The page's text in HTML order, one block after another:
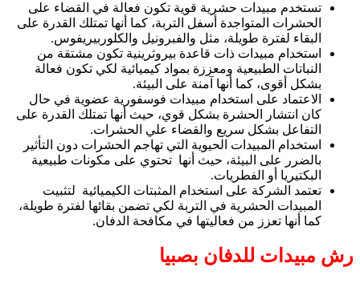
تستخدم مبيدات حشرية قوية تكون فعالة في القضاء على
الحشرات المتواجدة أسفل التربة، كما أنها تمتلك القدرة على
البقاء لفترة طويلة، مثل والفبرونيل والكلوربيريفوس.
استخدام مبيدات ذات قاعدة بيروثرينية تكون مشتقة من
النباتات الطبيعية ومعززة بمواد كيميائية لكي تكون فعالة
بشكل أقوى، كما أنها آمنة على البيئة.
الاعتماد على استخدام مبيدات فوسفورية عضوية في حال
كان انتشار الحشرة بشكل قوي، حيث أنها تمتلك القدرة على
التفاعل بشكل سريع والقضاء علي الحشرات.
استخدام المبيدات الحيوية التي تهاجم الحشرات دون التأثير
بالضرر على البيئة، حيث أنها تحتوي على مكونات طبيعية
البكتيريا أو الفطريات.
تعتمد الشركة على استخدام المثبتات الكيميائية لتثبيت
المبيدات الحشرية في التربة لكي تضمن بقائها لفترة طويلة،
كما أنها تعزز من فعاليتها في مكافحة الدفان.
رش مبيدات للدفان بصبيا